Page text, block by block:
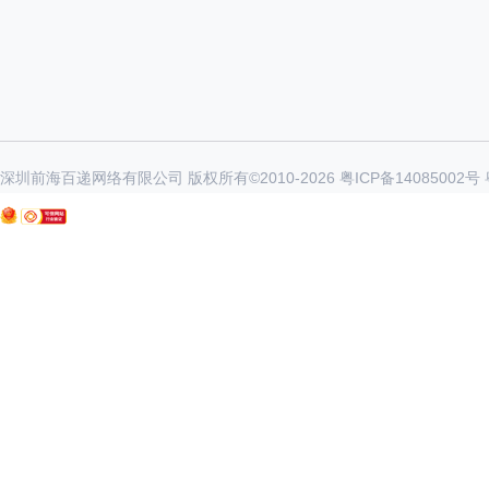
深圳前海百递网络有限公司 版权所有©2010-2026 粤ICP备14085002号